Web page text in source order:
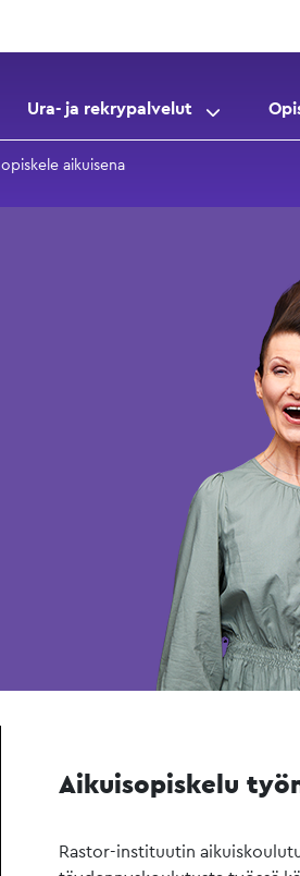
Ura- ja rekrypalvelut
aikuisena
Aikuisopiskelu
Rastor-instituutin